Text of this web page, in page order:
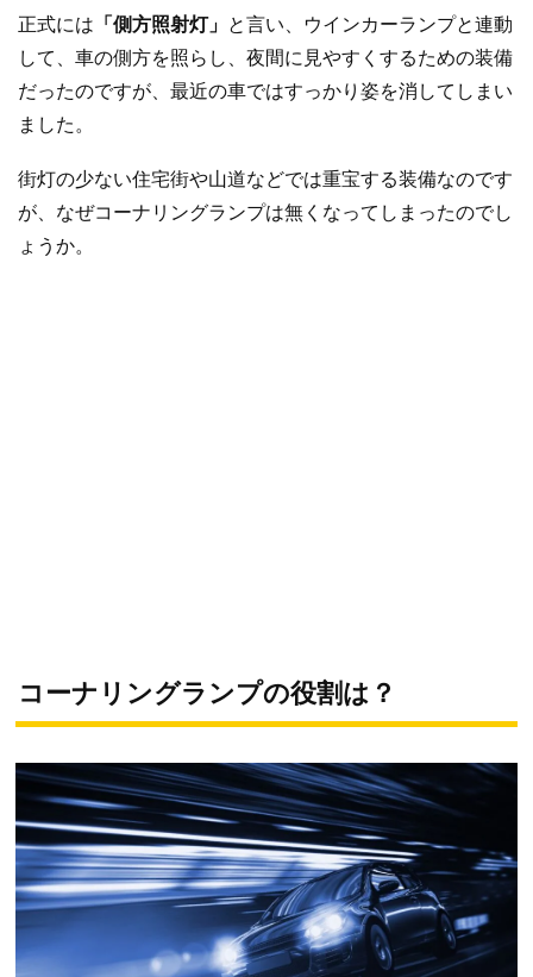
正式には 「側方照射灯」 と言い、ウインカーランプと連動
して、車の側方を照らし、夜間に見やすくするための装備
だったのですが、最近の車ではすっかり姿を消してしまい
ました。
街灯の少ない住宅街や山道などでは重宝する装備なのです
が、なぜコーナリングランプは無くなってしまったのでし
ょうか。
コーナリングランプの役割は？